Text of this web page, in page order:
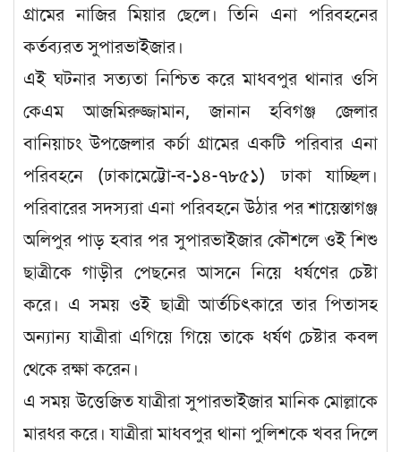
গ্রামের নাজির মিয়ার ছেলে। তিনি এনা পরিবহনের
কর্তব্যরত সুপারভাইজার।
এই ঘটনার সত্যতা নিশ্চিত করে মাধবপুর থানার ওসি
কেএম আজমিরুজ্জামান, জানান হবিগঞ্জ জেলার
বানিয়াচং উপজেলার কর্চা গ্রামের একটি পরিবার এনা
পরিবহনে (ঢাকামেট্টো-ব-১৪-৭৮৫১) ঢাকা যাচ্ছিল।
পরিবারের সদস্যরা এনা পরিবহনে উঠার পর শায়েস্তাগঞ্জ
অলিপুর পাড় হবার পর সুপারভাইজার কৌশলে ওই শিশু
ছাত্রীকে গাড়ীর পেছনের আসনে নিয়ে ধর্ষণের চেষ্টা
করে। এ সময় ওই ছাত্রী আর্তচিৎকারে তার পিতাসহ
অন্যান্য যাত্রীরা এগিয়ে গিয়ে তাকে ধর্ষণ চেষ্টার কবল
থেকে রক্ষা করেন।
এ সময় উত্তেজিত যাত্রীরা সুপারভাইজার মানিক মোল্লাকে
মারধর করে। যাত্রীরা মাধবপুর থানা পুলিশকে খবর দিলে